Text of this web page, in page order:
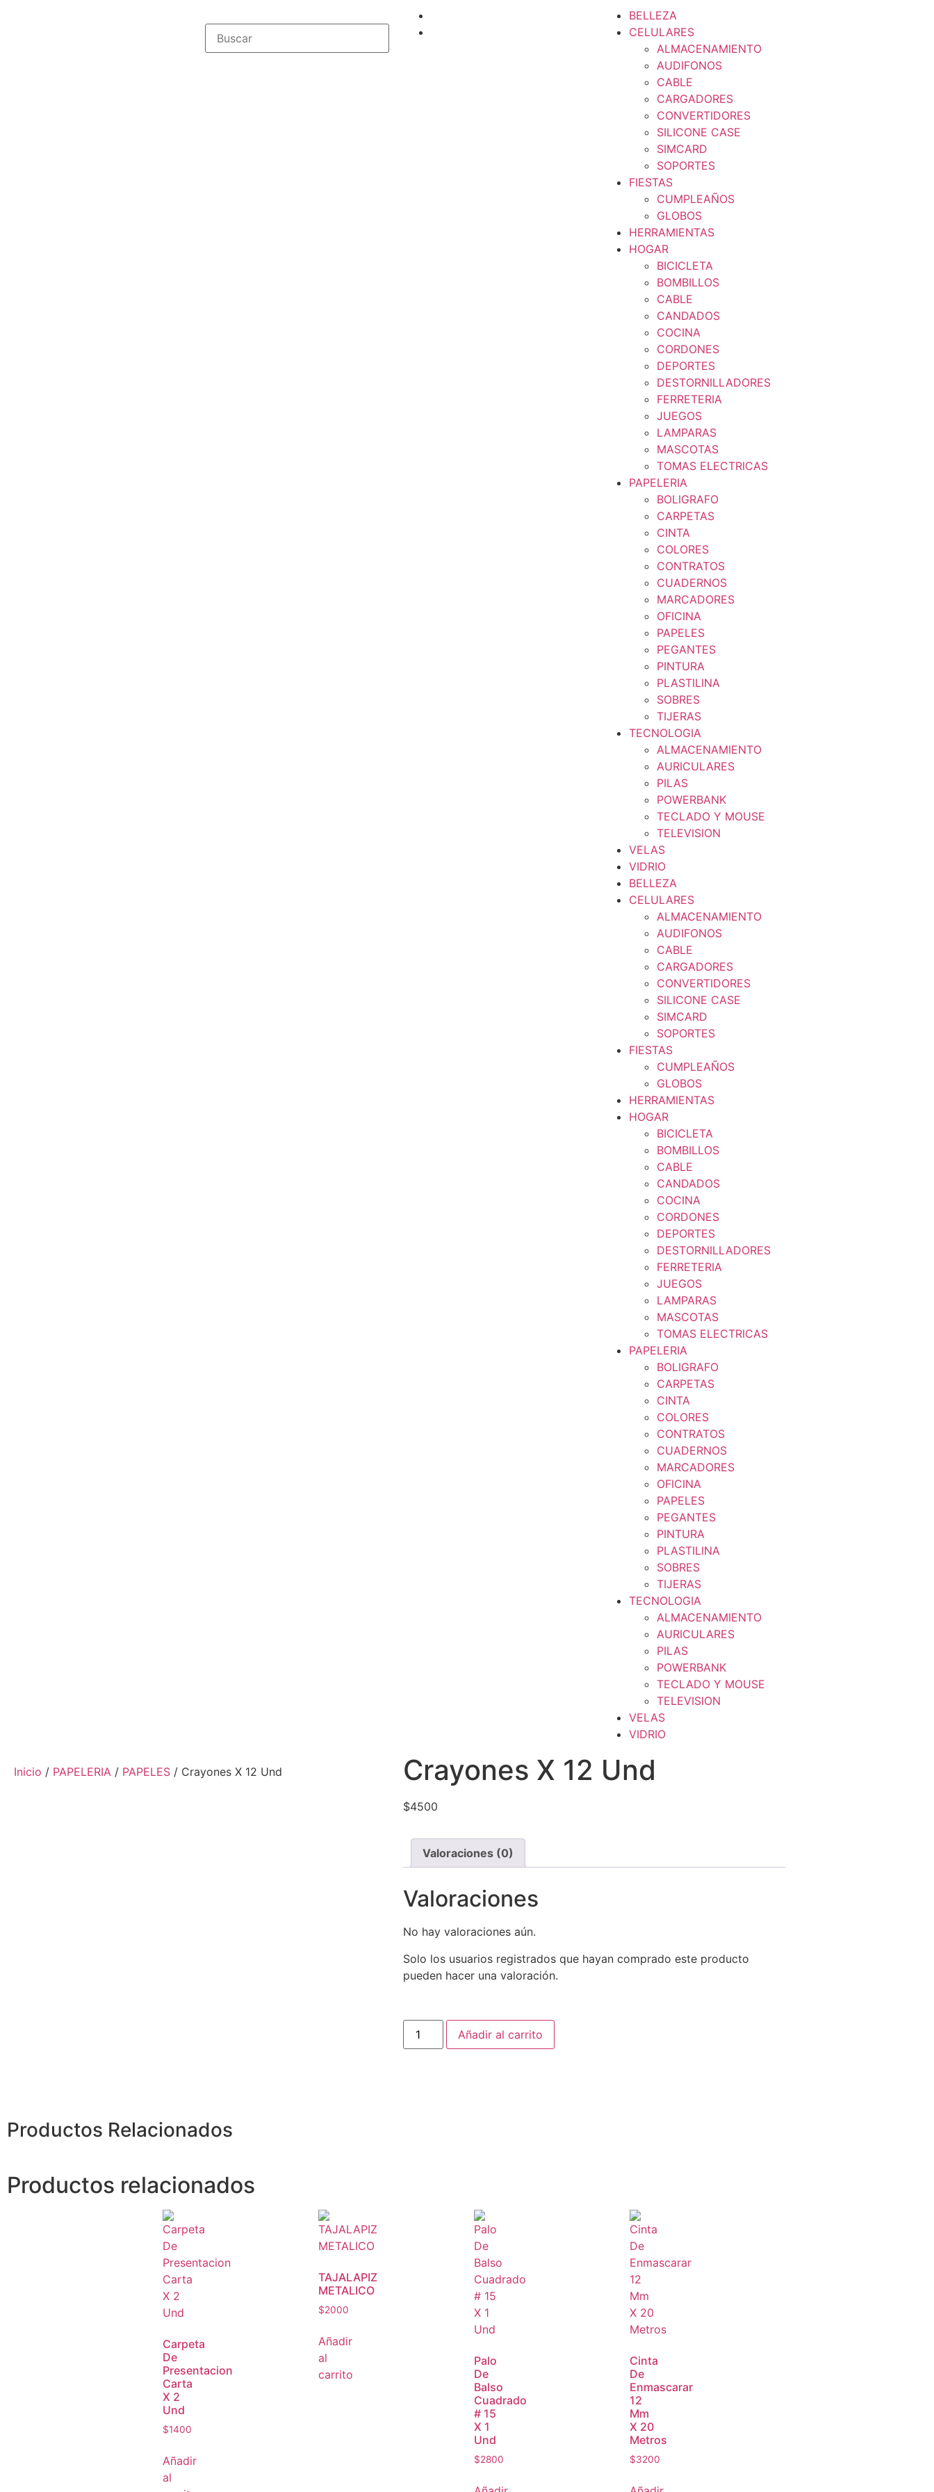
BELLEZA
CELULARES
ALMACENAMIENTO
AUDIFONOS
CABLE
CARGADORES
CONVERTIDORES
SILICONE CASE
SIMCARD
SOPORTES
FIESTAS
CUMPLEAÑOS
GLOBOS
HERRAMIENTAS
HOGAR
BICICLETA
BOMBILLOS
CABLE
CANDADOS
COCINA
CORDONES
DEPORTES
DESTORNILLADORES
FERRETERIA
JUEGOS
LAMPARAS
MASCOTAS
TOMAS ELECTRICAS
PAPELERIA
BOLIGRAFO
CARPETAS
CINTA
COLORES
CONTRATOS
CUADERNOS
MARCADORES
OFICINA
PAPELES
PEGANTES
PINTURA
PLASTILINA
SOBRES
TIJERAS
TECNOLOGIA
ALMACENAMIENTO
AURICULARES
PILAS
POWERBANK
TECLADO Y MOUSE
TELEVISION
VELAS
VIDRIO
BELLEZA
CELULARES
ALMACENAMIENTO
AUDIFONOS
CABLE
CARGADORES
CONVERTIDORES
SILICONE CASE
SIMCARD
SOPORTES
FIESTAS
CUMPLEAÑOS
GLOBOS
HERRAMIENTAS
HOGAR
BICICLETA
BOMBILLOS
CABLE
CANDADOS
COCINA
CORDONES
DEPORTES
DESTORNILLADORES
FERRETERIA
JUEGOS
LAMPARAS
MASCOTAS
TOMAS ELECTRICAS
PAPELERIA
BOLIGRAFO
CARPETAS
CINTA
COLORES
CONTRATOS
CUADERNOS
MARCADORES
OFICINA
PAPELES
PEGANTES
PINTURA
PLASTILINA
SOBRES
TIJERAS
TECNOLOGIA
ALMACENAMIENTO
AURICULARES
PILAS
POWERBANK
TECLADO Y MOUSE
TELEVISION
VELAS
VIDRIO
Inicio / PAPELERIA / PAPELES / Crayones X 12 Und Crayones X 12 Und
$4500
Valoraciones (0)
Valoraciones
No hay valoraciones aún.
Solo los usuarios registrados que hayan comprado este producto
pueden hacer una valoración.
Añadir al carrito
Productos Relacionados
Productos relacionados
Carpeta
De
Presentacion
Carta
X 2
Und
$1400
Añadir
al
TAJALAPIZ
METALICO
$2000
Añadir
al
carrito
Palo
De
Balso
Cuadrado
# 15
X 1
Und
$2800
Cinta
De
Enmascarar
12
Mm
X 20
Metros
$3200